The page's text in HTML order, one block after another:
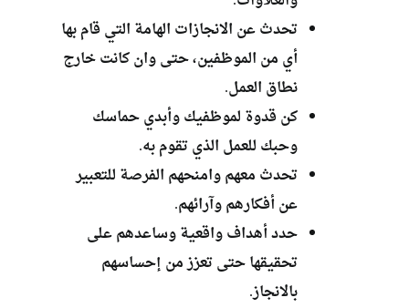
تحدث عن الانجازات الهامة التي قام بها
أي من الموظفين، حتى وان كانت خارج
نطاق العمل.
كن قدوة لموظفيك وأبدي حماسك
وحبك للعمل الذي تقوم به.
تحدث معهم وامنحهم الفرصة للتعبير
عن أفكارهم وآرائهم.
حدد أهداف واقعية وساعدهم على
تحقيقها حتى تعزز من إحساسهم
بالانجاز.